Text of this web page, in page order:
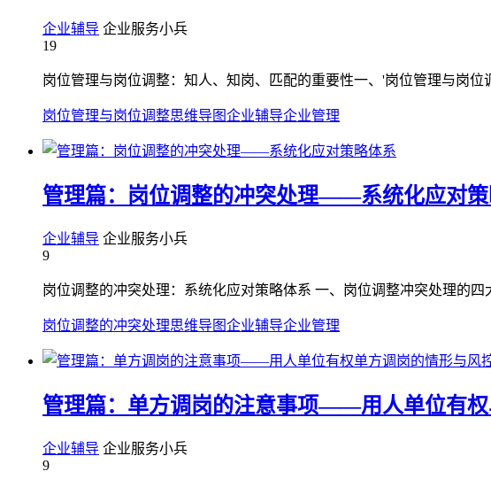
企业辅导 企业服务小兵
19
岗位管理与岗位调整：知人、知岗、匹配的重要性一、'岗位管理与岗
岗位管理与岗位调整思维导图企业辅导企业管理
管理篇：岗位调整的冲突处理——系统化应对
企业辅导 企业服务小兵
9
岗位调整的冲突处理：系统化应对策略体系 一、岗位调整冲突处理的
岗位调整的冲突处理思维导图企业辅导企业管理
管理篇：单方调岗的注意事项——用人单位有
企业辅导 企业服务小兵
9